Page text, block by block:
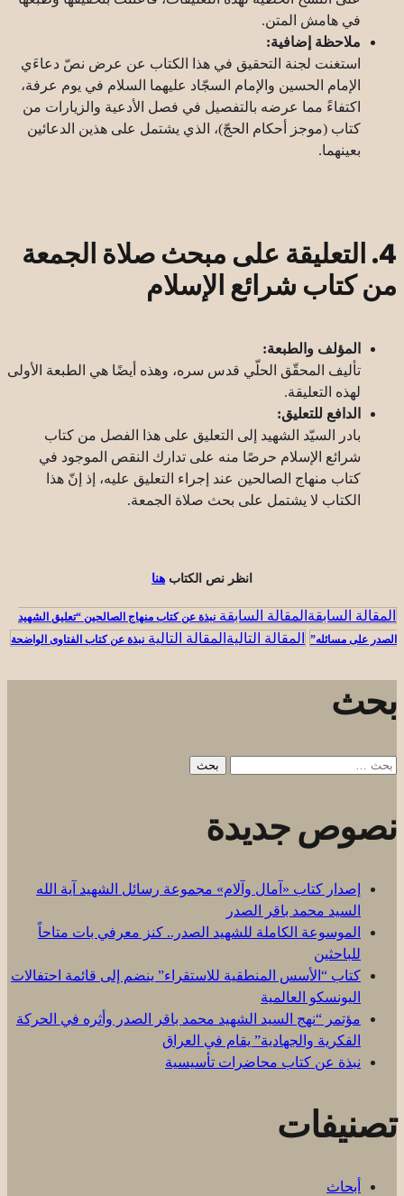
في هامش المتن.
ملاحظة إضافية:
استغنت لجنة التحقيق في هذا الكتاب عن عرض نصّ دعاءَي
الإمام الحسين والإمام السجّاد عليهما السلام في يوم عرفة،
اكتفاءً مما عرضه بالتفصيل في فصل الأدعية والزيارات من
كتاب (موجز أحكام الحجّ)، الذي يشتمل على هذين الدعائين
بعينهما.
4. التعليقة على مبحث صلاة الجمعة
من كتاب شرائع الإسلام
المؤلف والطبعة:
تأليف المحقّق الحلّي قدس سره، وهذه أيضًا هي الطبعة الأولى
لهذه التعليقة.
الدافع للتعليق:
بادر السيّد الشهيد إلى التعليق على هذا الفصل من كتاب
شرائع الإسلام حرصًا منه على تدارك النقص الموجود في
كتاب منهاج الصالحين عند إجراء التعليق عليه، إذ إنّ هذا
الكتاب لا يشتمل على بحث صلاة الجمعة.
انظر نص الكتاب هنا
المقالة السابقة نبذة عن كتاب منهاج الصالحين “تعليق الشهيد
الصدر على مسائله”
المقالة التالية نبذة عن كتاب الفتاوى الواضحة
بحث
البحث
نصوص جديدة
إصدار كتاب «آمال وآلام» مجموعة رسائل الشهيد آية الله
السيد محمد باقر الصدر
الموسوعة الكاملة للشهيد الصدر.. كنز معرفي بات متاحاً
للباحثين
كتاب “الأسس المنطقية للاستقراء” ينضم إلى قائمة احتفالات
اليونسكو العالمية
مؤتمر “نهج السيد الشهيد محمد باقر الصدر وأثره في الحركة
الفكرية والجهادية” يقام في العراق
نبذة عن كتاب محاضرات تأسيسية
تصنيفات
أبحاث